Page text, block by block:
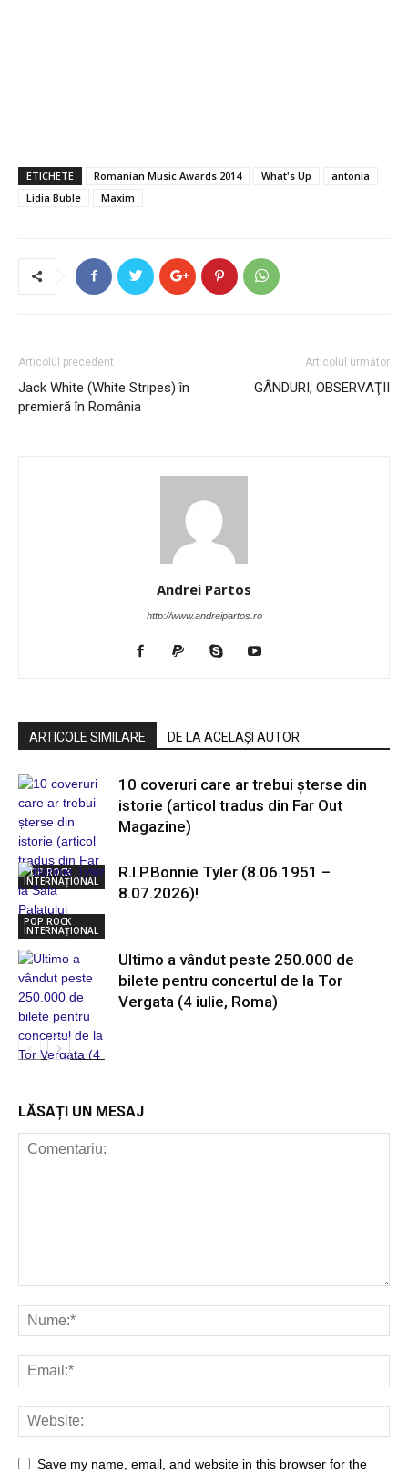
ETICHETE Romanian Music Awards 2014 What's Up
antonia
Lidia Buble
Maxim
Articolul precedent
Jack White (White Stripes) în
premieră în România
Articolul următor
GÂNDURI, OBSERVAŢII
Andrei Partos
http://www.andreipartos.ro
ARTICOLE SIMILARE DE LA ACELAȘI AUTOR
POP ROCK
INTERNAȚIONAL
10 coveruri care ar trebui șterse din
istorie (articol tradus din Far Out
Magazine)
POP ROCK
INTERNAȚIONAL
R.I.P.Bonnie Tyler (8.06.1951 –
8.07.2026)!
Ultimo a vândut peste 250.000 de
bilete pentru concertul de la Tor
Vergata (4 iulie, Roma)
LĂSAȚI UN MESAJ
Save my name, email, and website in this browser for the